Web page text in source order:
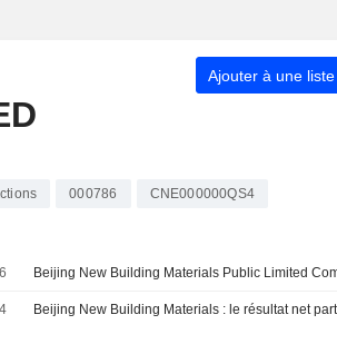
Ajouter à une liste
000786 CNE000000QS4